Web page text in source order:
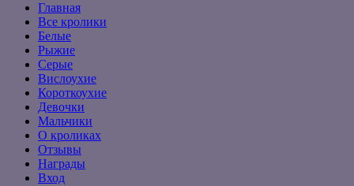
Главная
Все кролики
Белые
Рыжие
Серые
Вислоухие
Короткоухие
Девочки
Мальчики
О кроликах
Отзывы
Награды
Вход